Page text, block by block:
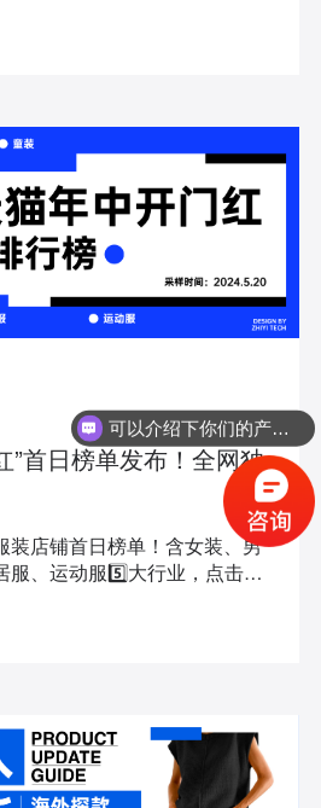
”首日榜单发布！全网独
装店铺首日榜单！含女装、男
服、运动服5️⃣大行业，点击速
可以介绍下你们的产品么？